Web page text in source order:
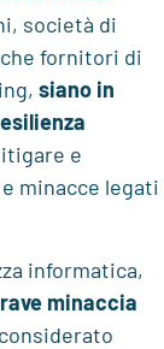
società di
fornitori di
siano in
e
minacce legati
informatica,
minaccia